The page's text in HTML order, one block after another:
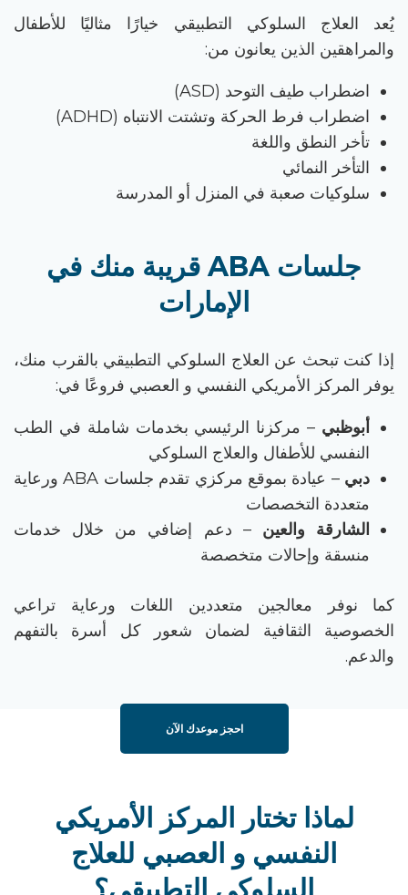
يُعد العلاج السلوكي التطبيقي خيارًا مثاليًا للأطفال
والمراهقين الذين يعانون من:
اضطراب طيف التوحد (ASD)
اضطراب فرط الحركة وتشتت الانتباه (ADHD)
تأخر النطق واللغة
التأخر النمائي
سلوكيات صعبة في المنزل أو المدرسة
جلسات ABA قريبة منك في
الإمارات
إذا كنت تبحث عن العلاج السلوكي التطبيقي بالقرب منك،
يوفر المركز الأمريكي النفسي و العصبي فروعًا في:
أبوظبي – مركزنا الرئيسي بخدمات شاملة في الطب
النفسي للأطفال والعلاج السلوكي
دبي – عيادة بموقع مركزي تقدم جلسات ABAورعاية
متعددة التخصصات
الشارقة والعين – دعم إضافي من خلال خدمات
منسقة وإحالات متخصصة
كما نوفر معالجين متعددين اللغات ورعاية تراعي
الخصوصية الثقافية لضمان شعور كل أسرة بالتفهم
والدعم.
احجز موعدك الآن
لماذا تختار المركز الأمريكي
النفسي و العصبي للعلاج